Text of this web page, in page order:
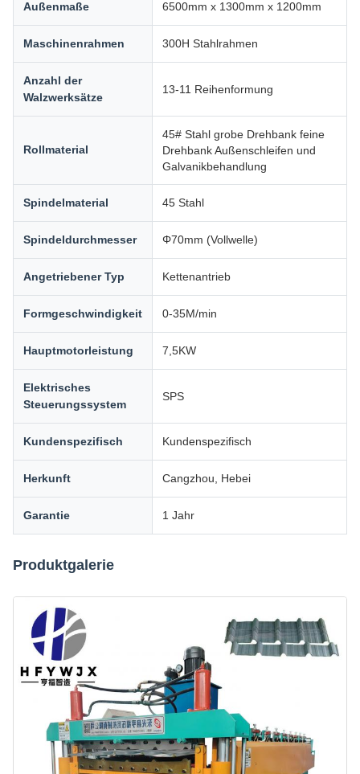
Außenmaße 6500mm x 1300mm x 1200mm
Maschinenrahmen 300H Stahlrahmen
Anzahl der
Walzwerksätze
13-11 Reihenformung
Rollmaterial
45# Stahl grobe Drehbank feine
Drehbank Außenschleifen und
Galvanikbehandlung
Spindelmaterial 45 Stahl
Spindeldurchmesser Φ70mm (Vollwelle)
Angetriebener Typ Kettenantrieb
Formgeschwindigkeit 0-35M/min
Hauptmotorleistung 7,5KW
Elektrisches
Steuerungssystem
SPS
Kundenspezifisch Kundenspezifisch
Herkunft Cangzhou, Hebei
Garantie 1 Jahr
Produktgalerie